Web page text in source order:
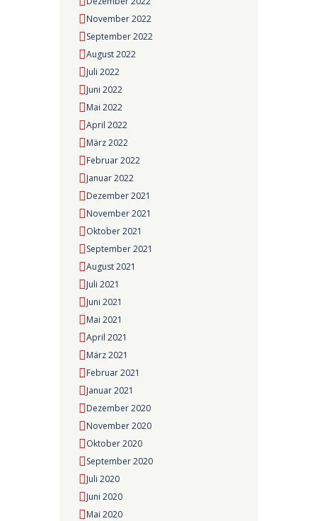
November 2022
September 2022
August 2022
Juli 2022
Juni 2022
Mai 2022
April 2022
März 2022
Februar 2022
Januar 2022
Dezember 2021
November 2021
Oktober 2021
September 2021
August 2021
Juli 2021
Juni 2021
Mai 2021
April 2021
März 2021
Februar 2021
Januar 2021
Dezember 2020
November 2020
Oktober 2020
September 2020
Juli 2020
Juni 2020
Mai 2020